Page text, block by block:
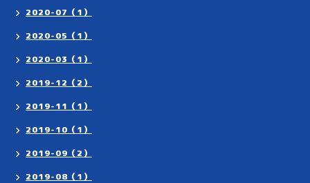
2020-07（1）
2020-05（1）
2020-03（1）
2019-12（2）
2019-11（1）
2019-10（1）
2019-09（2）
2019-08（1）